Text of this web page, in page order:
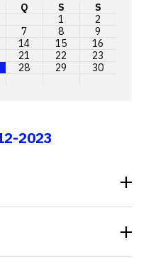
Q S
S
1
2
7 8
9
14 15
16
21 22
23
28 29
30
2023